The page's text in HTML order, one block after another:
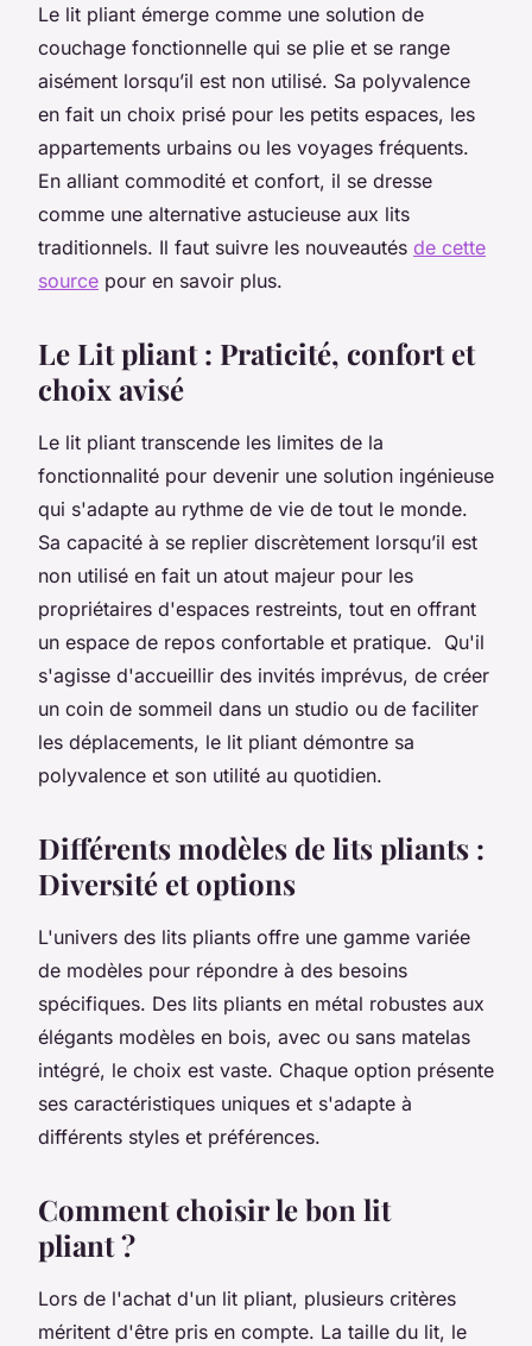
Le lit pliant émerge comme une solution de
couchage fonctionnelle qui se plie et se range
aisément lorsqu’il est non utilisé. Sa polyvalence
en fait un choix prisé pour les petits espaces, les
appartements urbains ou les voyages fréquents.
En alliant commodité et confort, il se dresse
comme une alternative astucieuse aux lits
traditionnels. Il faut suivre les nouveautés de cette
source pour en savoir plus.
Le Lit pliant : Praticité, confort et
choix avisé
Le lit pliant transcende les limites de la
fonctionnalité pour devenir une solution ingénieuse
qui s'adapte au rythme de vie de tout le monde.
Sa capacité à se replier discrètement lorsqu’il est
non utilisé en fait un atout majeur pour les
propriétaires d'espaces restreints, tout en offrant
un espace de repos confortable et pratique. Qu'il
s'agisse d'accueillir des invités imprévus, de créer
un coin de sommeil dans un studio ou de faciliter
les déplacements, le lit pliant démontre sa
polyvalence et son utilité au quotidien.
Différents modèles de lits pliants :
Diversité et options
L'univers des lits pliants offre une gamme variée
de modèles pour répondre à des besoins
spécifiques. Des lits pliants en métal robustes aux
élégants modèles en bois, avec ou sans matelas
intégré, le choix est vaste. Chaque option présente
ses caractéristiques uniques et s'adapte à
différents styles et préférences.
Comment choisir le bon lit
pliant ?
Lors de l'achat d'un lit pliant, plusieurs critères
méritent d'être pris en compte. La taille du lit, le